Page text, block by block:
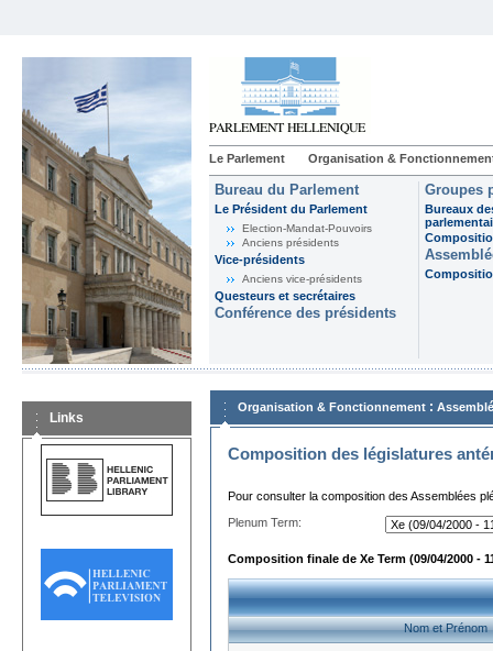
Le Parlement Organisation &
Bureau du Parlement
Le Président du Parlement
Election-Mandat-Pouvoirs
Anciens présidents
Vice-présidents
Anciens vice-présidents
Questeurs et secrétaires
Conférence des présidents
Groupes
Bureaux
Links
Organisation & Fonctionnement :
Composition des législatures
Pour consulter la composition des Assemblées
Plenum Term:
Composition finale de Xe Term (09/04/2000 -
Nom et Prénom